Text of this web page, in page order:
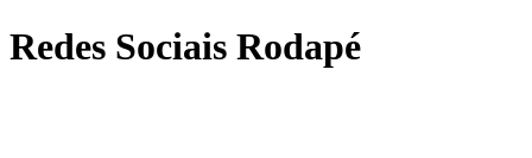
Redes Sociais Rodapé